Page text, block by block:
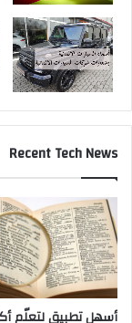
Recent Tech News